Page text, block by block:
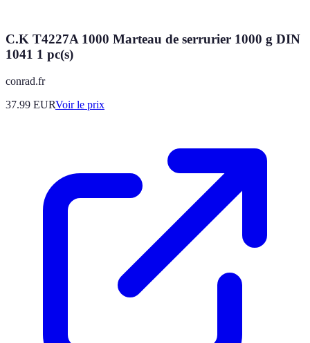
C.K T4227A 1000 Marteau de serrurier 1000 g DIN
1041 1 pc(s)
conrad.fr
37.99 EURVoir le prix